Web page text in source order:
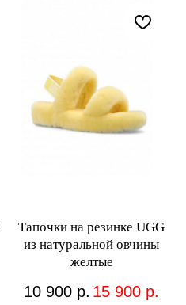
Тапочки на резинке UGG
из натуральной овчины
желтые
10 900 р. 15 900 р.